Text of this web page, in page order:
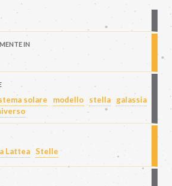
IN
solare modello stella
galassia
Lattea Stelle